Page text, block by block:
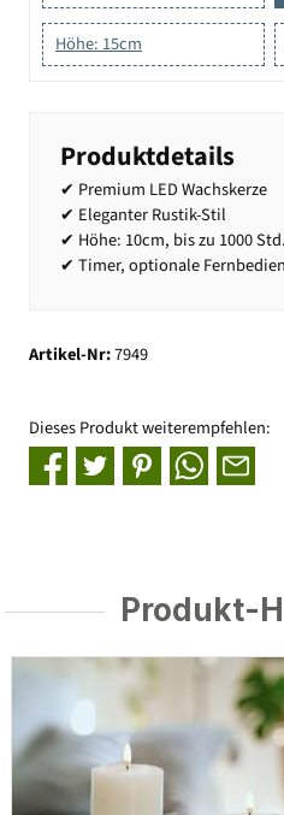
Höhe: 15cm
Produktdetails
✔ Premium LED Wachskerze
✔ Eleganter Rustik-Stil
✔ Höhe: 10cm, bis zu 1000
✔ Timer, optionale
Artikel-Nr:7949
Dieses Produkt weiterempfehlen:
Produkt-